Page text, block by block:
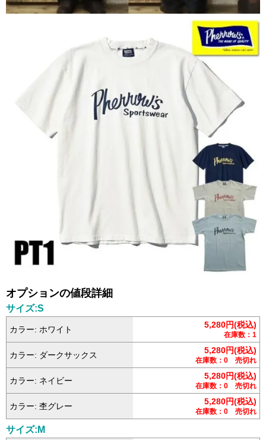
オプションの値段詳細
サイズ:S
カラー: ホワイト 5,280円(税込)
在庫数：1
カラー: ダークサックス 5,280円(税込)
在庫数：0 売切れ
カラー: ネイビー 5,280円(税込)
在庫数：0 売切れ
カラー: 杢グレー 5,280円(税込)
在庫数：0 売切れ
サイズ:M